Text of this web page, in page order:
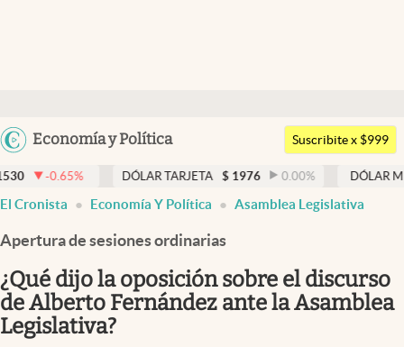
Argentina
Uruguay
Economía y Política
Members
Economía y Política
Finanzas y Mercados
Mercados Online
Negocios
Columnistas
Suscribite x $999
DÓLAR TARJETA $ 1976 0.00% DÓLAR MEP $ 1520,78
El Cronista Economía Y Política Asamblea Legislativa
Apertura de sesiones ordinarias
¿Qué dijo la oposición sobre el discurso
de Alberto Fernández ante la Asamblea
Legislativa?